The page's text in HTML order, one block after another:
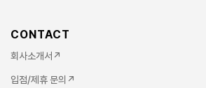
CONTACT
회사소개서↗
입점/제휴 문의↗